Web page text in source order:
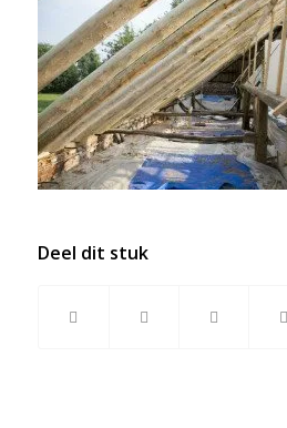
Deel dit stuk